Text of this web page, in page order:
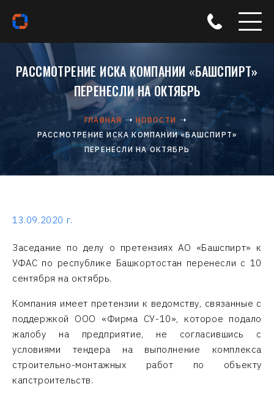
РАССМОТРЕНИЕ ИСКА КОМПАНИИ «БАШСПИРТ»
ПЕРЕНЕСЛИ НА ОКТЯБРЬ
ГЛАВНАЯ
НОВОСТИ
РАССМОТРЕНИЕ ИСКА КОМПАНИИ «БАШСПИРТ»
ПЕРЕНЕСЛИ НА ОКТЯБРЬ
13.09.2020 г.
Заседание по делу о претензиях АО «Башспирт» к
УФАС по республике Башкортостан перенесли с 10
сентября на октябрь.
Компания имеет претензии к ведомству, связанные с
поддержкой ООО «Фирма СУ-10», которое подало
жалобу на предприятие, не согласившись с
условиями тендера на выполнение комплекса
строительно-монтажных работ по объекту
капстроительств.